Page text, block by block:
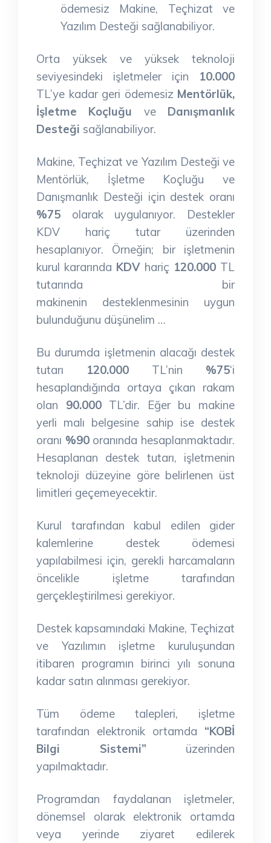
ödemesiz Makine, Teçhizat ve
Yazılım Desteği sağlanabiliyor.
Orta yüksek ve yüksek teknoloji
seviyesindeki işletmeler için 10.000
TL’ye kadar geri ödemesiz Mentörlük,
İşletme Koçluğu ve Danışmanlık
Desteği sağlanabiliyor.
Makine, Teçhizat ve Yazılım Desteği ve
Mentörlük, İşletme Koçluğu ve
Danışmanlık Desteği için destek oranı
%75 olarak uygulanıyor. Destekler
KDV hariç tutar üzerinden
hesaplanıyor. Örneğin; bir işletmenin
kurul kararında KDVhariç 120.000TL
tutarında bir
makinenin desteklenmesinin uygun
bulunduğunu düşünelim …
Bu durumda işletmenin alacağı destek
tutarı 120.000 TL’nin %75‘i
hesaplandığında ortaya çıkan rakam
olan 90.000TL’dir. Eğer bu makine
yerli malı belgesine sahip ise destek
oranı %90oranında hesaplanmaktadır.
Hesaplanan destek tutarı, işletmenin
teknoloji düzeyine göre belirlenen üst
limitleri geçemeyecektir.
Kurul tarafından kabul edilen gider
kalemlerine destek ödemesi
yapılabilmesi için, gerekli harcamaların
öncelikle işletme tarafından
gerçekleştirilmesi gerekiyor.
Destek kapsamındaki Makine, Teçhizat
ve Yazılımın işletme kuruluşundan
itibaren programın birinci yılı sonuna
kadar satın alınması gerekiyor.
Tüm ödeme talepleri, işletme
tarafından elektronik ortamda “KOBİ
Bilgi Sistemi” üzerinden
yapılmaktadır.
Programdan faydalanan işletmeler,
dönemsel olarak elektronik ortamda
veya yerinde ziyaret edilerek